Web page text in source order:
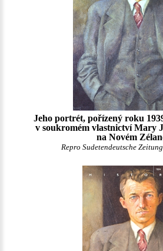
Jeho portrét, pořízený roku
v soukromém vlastnictví Mary
na Novém
Repro Sudetendeutsche